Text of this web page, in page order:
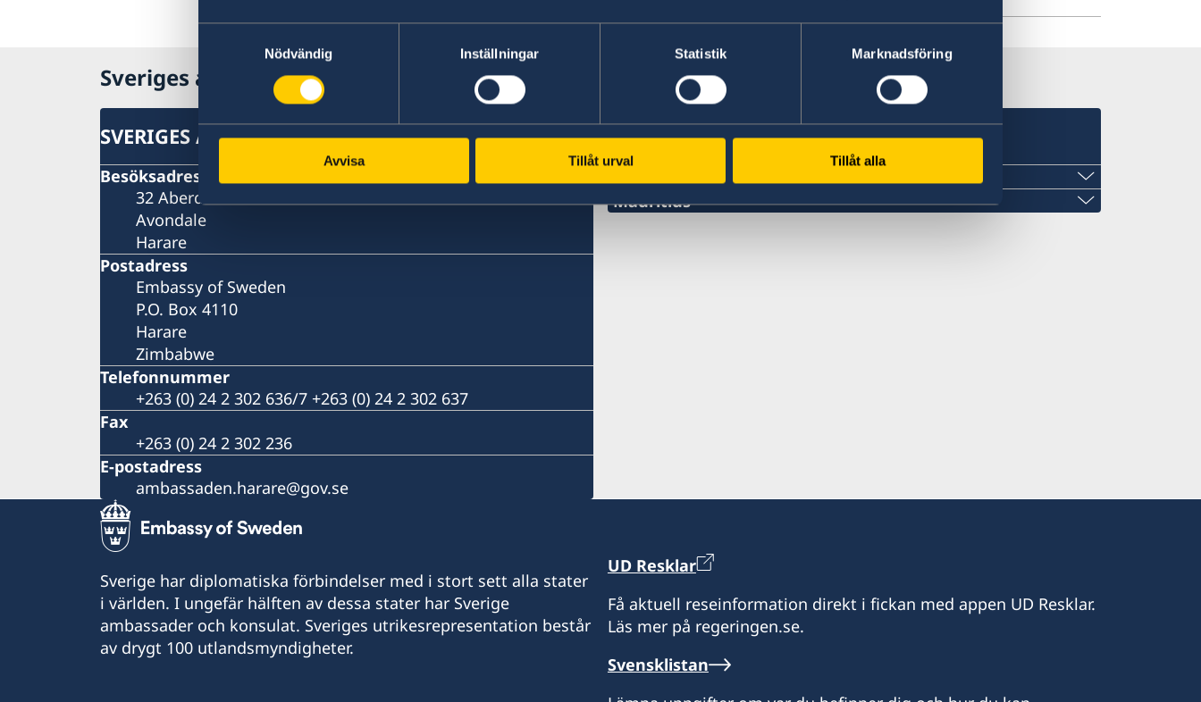
Nödvändig
Inställningar Statistik Marknadsföring
Avvisa Tillåt urval Tillåt alla
« 1 2 3 4 5 »
Sveriges ambassad i Zimbabwe
SVERIGES AMBASSAD I ZIMBABWE
Besöksadress
32 Aberdeen Road
Avondale
Harare
Postadress
Embassy of Sweden
P.O. Box 4110
Harare
Zimbabwe
Telefonnummer
+263 (0) 24 2 302 636/7 +263 (0) 24 2 302 637
Fax
+263 (0) 24 2 302 236
E-postadress
ambassaden.harare@gov.se
Honorärkonsulat
Sverige har för tillfället ingen representation i Malawi.
Mauritius
Sverige har diplomatiska förbindelser med i stort sett alla stater
i världen. I ungefär hälften av dessa stater har Sverige
ambassader och konsulat. Sveriges utrikesrepresentation består
av drygt 100 utlandsmyndigheter.
UD Resklar
Få aktuell reseinformation direkt i fickan med appen UD Resklar.
Läs mer på regeringen.se.
Svensklistan